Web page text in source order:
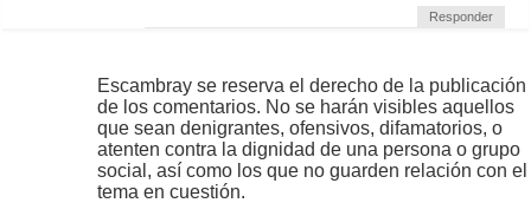
Responder
Escambray se reserva el derecho de la publicación
de los comentarios. No se harán visibles aquellos
que sean denigrantes, ofensivos, difamatorios, o
atenten contra la dignidad de una persona o grupo
social, así como los que no guarden relación con el
tema en cuestión.